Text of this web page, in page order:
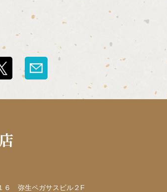
６ 弥生ペガサスビル２F